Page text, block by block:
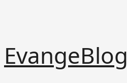
to
content
EvangeBlog